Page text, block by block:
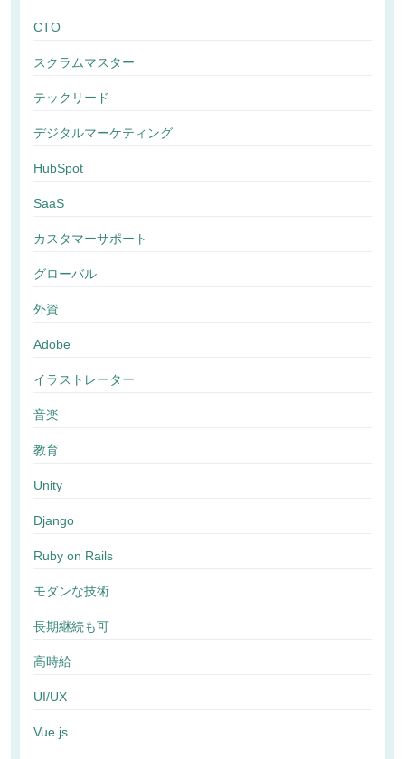
CTO
スクラムマスター
テックリード
デジタルマーケティング
HubSpot
SaaS
カスタマーサポート
グローバル
外資
Adobe
イラストレーター
音楽
教育
Unity
Django
Ruby on Rails
モダンな技術
長期継続も可
高時給
UI/UX
Vue.js